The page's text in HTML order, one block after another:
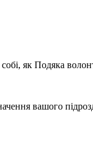
як Подяка
вашого